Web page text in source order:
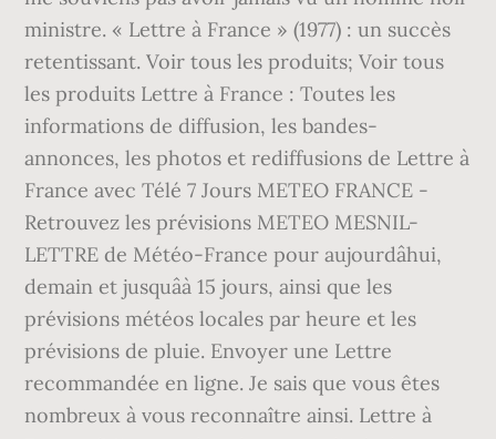
ministre. « Lettre à France » (1977) : un succès
retentissant. Voir tous les produits; Voir tous
les produits Lettre à France : Toutes les
informations de diffusion, les bandes-
annonces, les photos et rediffusions de Lettre à
France avec Télé 7 Jours METEO FRANCE -
Retrouvez les prévisions METEO MESNIL-
LETTRE de Météo-France pour aujourdâhui,
demain et jusquâà 15 jours, ainsi que les
prévisions météos locales par heure et les
prévisions de pluie. Envoyer une Lettre
recommandée en ligne. Je sais que vous êtes
nombreux à vous reconnaître ainsi. Lettre à